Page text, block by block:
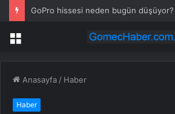
GoPro hissesi neden bugün düşüyor?
Menü
Anasayfa / Haber
Haber